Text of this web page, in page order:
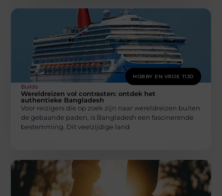
HOBBY EN VRIJE TIJD
Builds
Wereldreizen vol contrasten: ontdek het
authentieke Bangladesh
Voor reizigers die op zoek zijn naar wereldreizen buiten
de gebaande paden, is Bangladesh een fascinerende
bestemming. Dit veelzijdige land